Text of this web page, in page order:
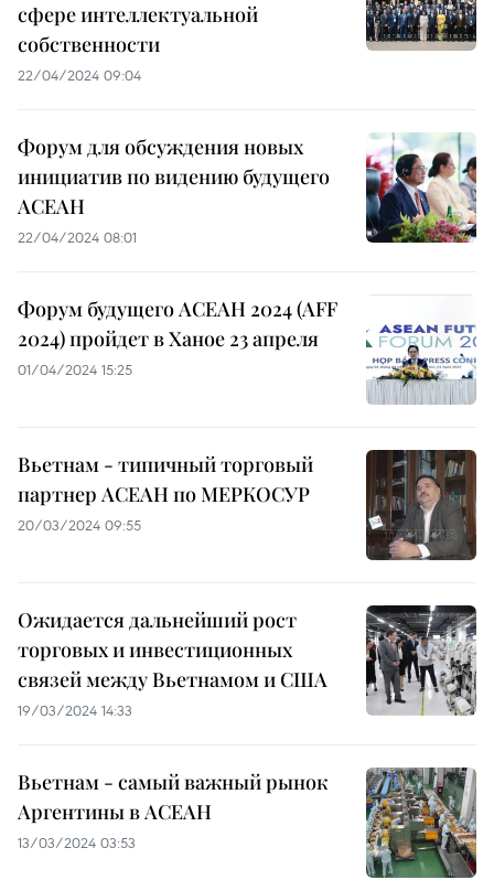
сфере интеллектуальной
собственности
22/04/2024 09:04
Форум для обсуждения новых
инициатив по видению будущего
АСЕАН
22/04/2024 08:01
Форум будущего АСЕАН 2024 (AFF
2024) пройдет в Ханое 23 апреля
01/04/2024 15:25
Вьетнам - типичный торговый
партнер АСЕАН по МЕРКОСУР
20/03/2024 09:55
Ожидается дальнейший рост
торговых и инвестиционных
связей между Вьетнамом и США
19/03/2024 14:33
Вьетнам - самый важный рынок
Аргентины в АСЕАН
13/03/2024 03:53